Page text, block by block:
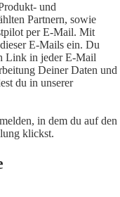
und
Partnern, sowie
per E-Mail. Mit
E-Mails ein. Du
Link in jeder E-Mail
Deiner Daten und
du in unserer
in dem du auf den
klickst.